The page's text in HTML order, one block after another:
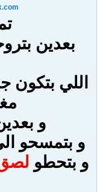
بعدين
اللي بتكون
و
و بتمسحو
و بتحطو